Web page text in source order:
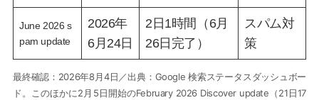
June 2026 s
pam update
2026年
6月24日
2日1時間（6月
26日完了）
スパム対
策
最終確認：2026年8月4日／出典：Google 検索ステータスダッシュボー
ド。このほかに2月5日開始のFebruary 2026 Discover update（21日17